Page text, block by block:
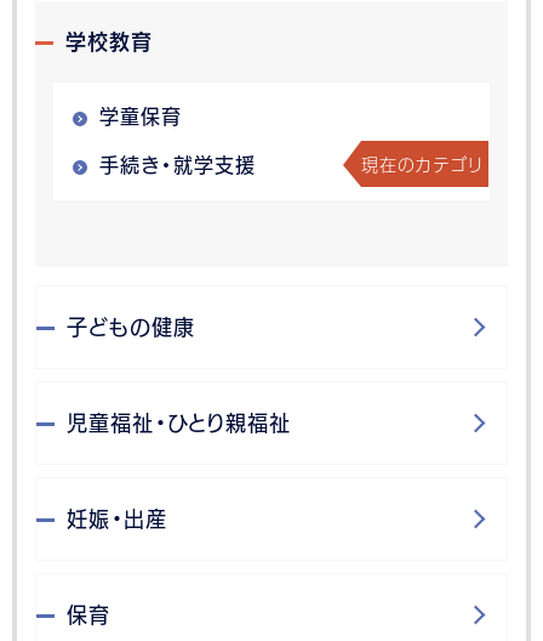
学校教育
学童保育
手続き・就学支援 現在のカテゴリ
子どもの健康
児童福祉・ひとり親福祉
妊娠・出産
保育